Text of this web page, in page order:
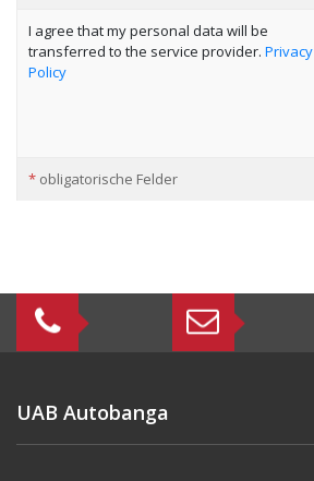
I agree that my personal data will be
transferred to the service provider. Privacy
Policy
* obligatorische Felder
UAB Autobanga